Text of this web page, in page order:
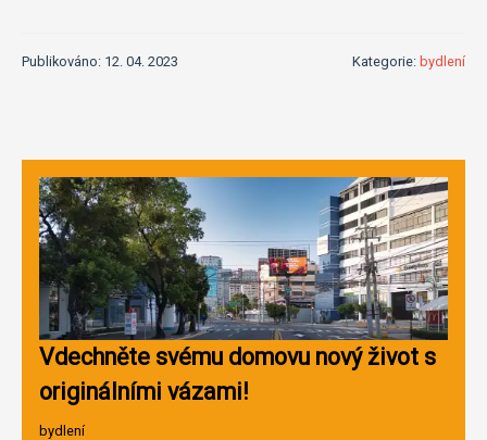
Publikováno: 12. 04. 2023 Kategorie: bydlení
Vdechněte svému domovu nový život s
originálními vázami!
bydlení